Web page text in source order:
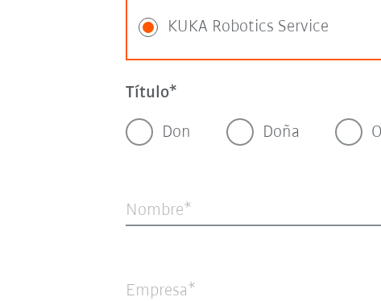
KUKA Robotics Service
Título
Don Doña
Nombre
Empresa